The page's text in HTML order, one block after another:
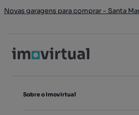
Novas garagens para comprar - Santa
Sobre o Imovirtual